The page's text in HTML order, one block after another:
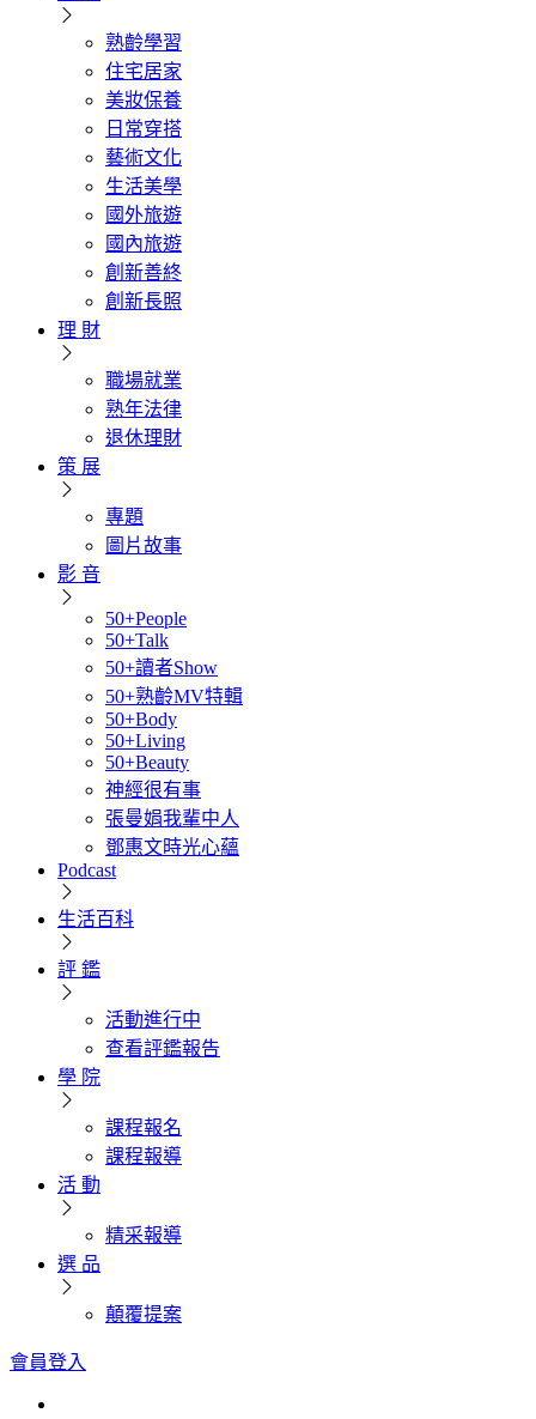
熟齡學習
住宅居家
美妝保養
日常穿搭
藝術文化
生活美學
國外旅遊
國內旅遊
創新善終
創新長照
理 財
職場就業
熟年法律
退休理財
策 展
專題
圖片故事
影 音
50+People
50+Talk
50+讀者Show
50+熟齡MV特輯
50+Body
50+Living
50+Beauty
神經很有事
張曼娟我輩中人
鄧惠文時光心蘊
Podcast
生活百科
評 鑑
活動進行中
查看評鑑報告
學 院
課程報名
課程報導
活 動
精采報導
選 品
顛覆提案
會員登入